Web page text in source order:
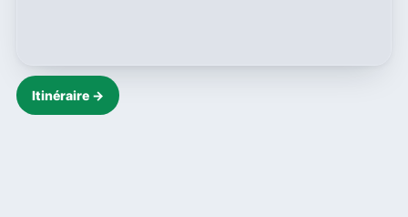
Itinéraire →